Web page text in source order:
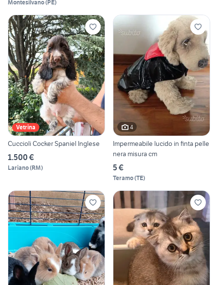
Montesilvano(PE)
Vetrina
Cuccioli Cocker Spaniel Inglese
1.500 €
Lariano(RM)
4
Impermeabile lucido in finta pelle
nera misura cm
5 €
Teramo(TE)